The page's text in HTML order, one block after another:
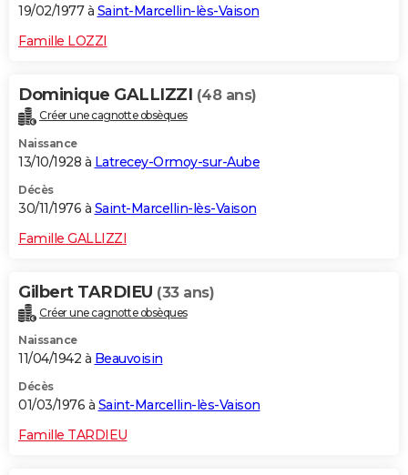
19/02/1977 à Saint-Marcellin-lès-Vaison
Famille LOZZI
Dominique GALLIZZI (48 ans)
Créer une cagnotte obsèques
Naissance
13/10/1928 à Latrecey-Ormoy-sur-Aube
Décès
30/11/1976 à Saint-Marcellin-lès-Vaison
Famille GALLIZZI
Gilbert TARDIEU (33 ans)
Créer une cagnotte obsèques
Naissance
11/04/1942 à Beauvoisin
Décès
01/03/1976 à Saint-Marcellin-lès-Vaison
Famille TARDIEU